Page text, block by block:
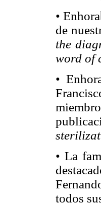
•
de
the
word of
•
• La
todos